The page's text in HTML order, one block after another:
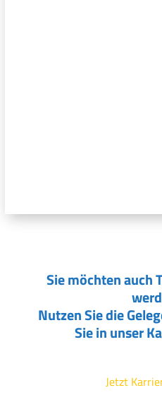
Sie möchten auch
Nutzen Sie die
Sie in unser
Jetzt